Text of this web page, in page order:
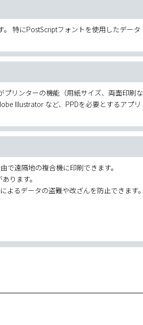
特にPostScriptフォントを使用したデータ
プリンターの機能（用紙サイズ、両面印刷な
Illustrator など、PPDを必要とするアプリ
で遠隔地の複合機に印刷できます。
ります。
るデータの盗難や改ざんを防止できます。